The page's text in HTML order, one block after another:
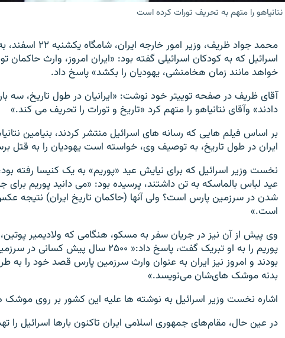
را متهم به تحریف تورات کرده است
محمد جواد ظریف،‌
اسرائیل که به کودکان اسرائیلی گفته بود: «ایران امروز، وارث حاکمان
خواهد مانند زمان هخامنشی، یهودیان را بکشد» پاسخ داد.
آقای ظریف در صفحه توییتر خود نوشت: «ایرانیان در طول تاریخ، سه بار
دادند» وآقای نتانیاهو را متهم کرد «تاریخ و تورات را تحریف می کند.»
بر اساس فیلم هایی که رسانه های اسرائیل منتشر کردند، بنیامین
ایران در طول تاریخ، به توصیف وی، خواسته است یهودیان را به قتل
نخست وزیر اسرائیل که برای نیایش عید «پوریم» به یک کنیسا رفته
عید لباس بالماسکه به تن داشتند، پرسیده بود: «می دانید پوریم
شدن در سرزمین پارس است؟ ولی آنها (حاکمان تاریخ ایران) نتیجه
است.»
وی پیش از آن نیز در جریان سفر به مسکو، هنگامی که ولادیمیر
پوریم را به او تبریک گفت، پاسخ داد:«
بودند و امروز نیز ایران به عنوان وارث سرزمین پارس قصد خود را به
بدنه موشک های‌شان می‌نویسد.»
اشاره نخست وزیر اسرائیل به نوشته ها علیه این کشور بر روی موشک
در عین حال،‌ مقام‌های جمهوری اسلامی ایران تاکنون بارها اسرائیل را